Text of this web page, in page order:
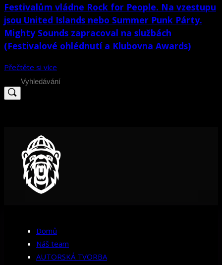
Festivalům vládne Rock for People. Na vzestupu
jsou United Islands nebo Summer Punk Párty.
Mighty Sounds zapracoval na službách
(Festivalové ohlédnutí a Klubovna Awards)
Přečtěte si více
Search
for:
Domů
Náš team
AUTORSKÁ TVORBA